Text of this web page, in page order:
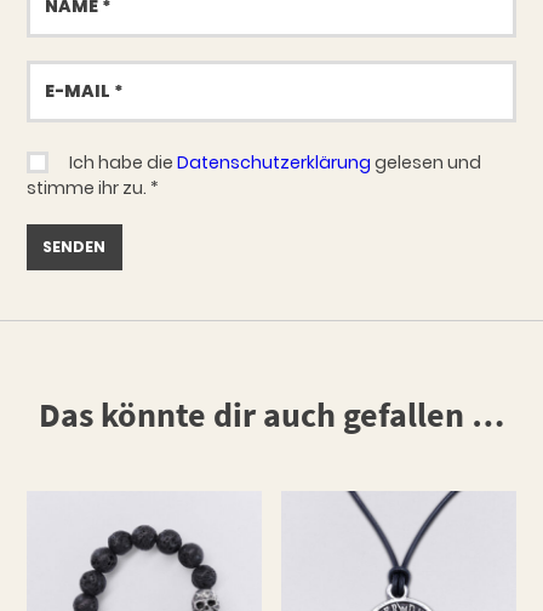
E-
Mail
Ich habe dieDatenschutzerklärung gelesen und
stimme ihr zu. *
Das könnte dir auch gefallen …